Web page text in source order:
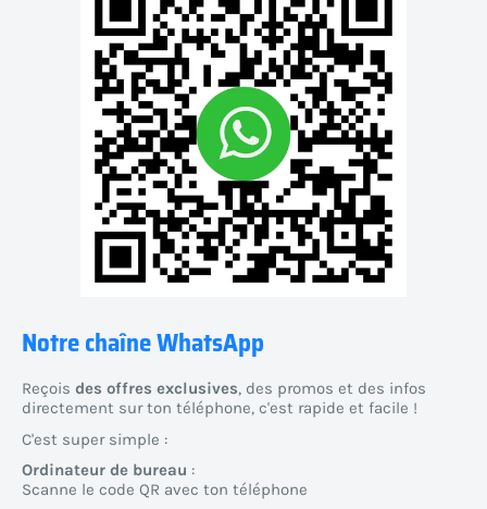
Notre chaîne WhatsApp
Reçois des offres exclusives, des promos et des infos
directement sur ton téléphone, c'est rapide et facile !
C'est super simple :
Ordinateur de bureau :
Scanne le code QR avec ton téléphone